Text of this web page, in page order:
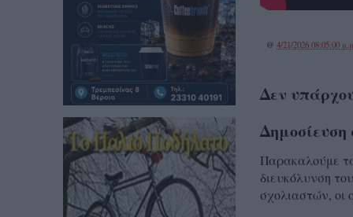
@ 4/21/2026 08:05:00
Δεν
Δημοσίευση
Παρακαλούμε
διευκόλυνση
σχολιαστών, οι